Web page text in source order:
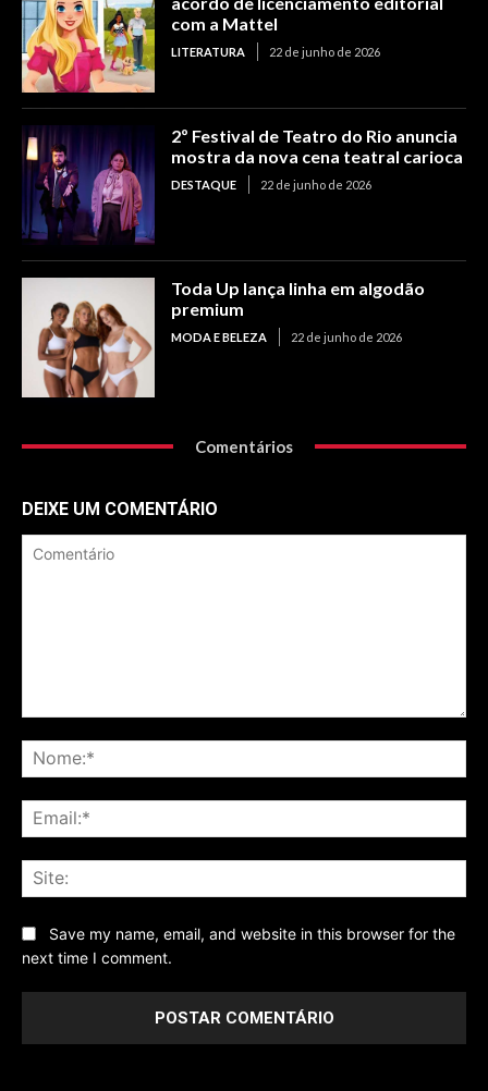
com a Mattel
LITERATURA 22 de junho de 2026
2º Festival de Teatro do Rio anuncia
mostra da nova cena teatral carioca
DESTAQUE 22 de junho de 2026
Toda Up lança linha em algodão
premium
MODA E BELEZA 22 de junho de 2026
Comentários
DEIXE UM COMENTÁRIO
Save my name, email, and website in this browser for the
next time I comment.